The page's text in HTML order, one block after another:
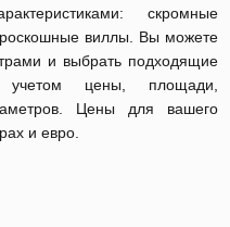
скромные
виллы. Вы можете
и выбрать подходящие
цены, площади,
Цены для вашего
и евро.